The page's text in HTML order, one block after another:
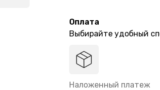
Оплата
Выбирайте удобный
Наложенный платеж